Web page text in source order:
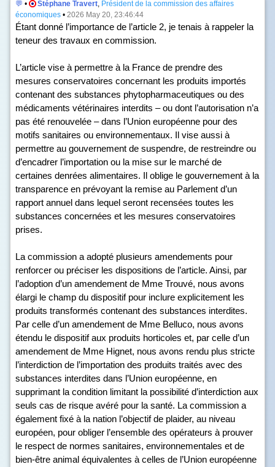
💬 • Stéphane Travert, Président de la commission des affaires
économiques • 2026 May 20, 23:46:44
Étant donné l’importance de l’article 2, je tenais à rappeler la
teneur des travaux en commission.
L’article vise à permettre à la France de prendre des
mesures conservatoires concernant les produits importés
contenant des substances phytopharmaceutiques ou des
médicaments vétérinaires interdits – ou dont l’autorisation n’a
pas été renouvelée – dans l’Union européenne pour des
motifs sanitaires ou environnementaux. Il vise aussi à
permettre au gouvernement de suspendre, de restreindre ou
d’encadrer l’importation ou la mise sur le marché de
certaines denrées alimentaires. Il oblige le gouvernement à la
transparence en prévoyant la remise au Parlement d’un
rapport annuel dans lequel seront recensées toutes les
substances concernées et les mesures conservatoires
prises.
La commission a adopté plusieurs amendements pour
renforcer ou préciser les dispositions de l’article. Ainsi, par
l’adoption d’un amendement de Mme Trouvé, nous avons
élargi le champ du dispositif pour inclure explicitement les
produits transformés contenant des substances interdites.
Par celle d’un amendement de Mme Belluco, nous avons
étendu le dispositif aux produits horticoles et, par celle d’un
amendement de Mme Hignet, nous avons rendu plus stricte
l’interdiction de l’importation des produits traités avec des
substances interdites dans l’Union européenne, en
supprimant la condition limitant la possibilité d’interdiction aux
seuls cas de risque avéré pour la santé. La commission a
également fixé à la nation l’objectif de plaider, au niveau
européen, pour obliger l’ensemble des opérateurs à prouver
le respect de normes sanitaires, environnementales et de
bien-être animal équivalentes à celles de l’Union européenne